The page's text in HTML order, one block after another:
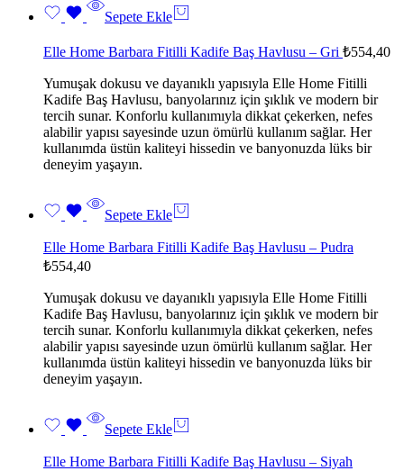
Sepete Ekle
Elle Home Barbara Fitilli Kadife Baş Havlusu – Gri ₺554,40
Yumuşak dokusu ve dayanıklı yapısıyla Elle Home Fitilli
Kadife Baş Havlusu, banyolarınız için şıklık ve modern bir
tercih sunar. Konforlu kullanımıyla dikkat çekerken, nefes
alabilir yapısı sayesinde uzun ömürlü kullanım sağlar. Her
kullanımda üstün kaliteyi hissedin ve banyonuzda lüks bir
deneyim yaşayın.
Sepete Ekle
Elle Home Barbara Fitilli Kadife Baş Havlusu – Pudra
₺554,40
Yumuşak dokusu ve dayanıklı yapısıyla Elle Home Fitilli
Kadife Baş Havlusu, banyolarınız için şıklık ve modern bir
tercih sunar. Konforlu kullanımıyla dikkat çekerken, nefes
alabilir yapısı sayesinde uzun ömürlü kullanım sağlar. Her
kullanımda üstün kaliteyi hissedin ve banyonuzda lüks bir
deneyim yaşayın.
Sepete Ekle
Elle Home Barbara Fitilli Kadife Baş Havlusu – Siyah